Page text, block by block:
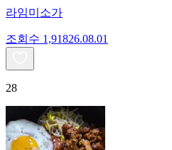
라임미소가
조회수 1,91826.08.01
28